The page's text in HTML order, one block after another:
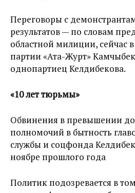
Переговоры с
результатов — по словам
областной милиции, сейчас
партии «Ата-Журт»
однопартиец Келдибекова.
«10 лет тюрьмы»
Обвинения в превышении
полномочий в бытность
службы и соцфонда
ноябре прошлого года
Политик подозревается в